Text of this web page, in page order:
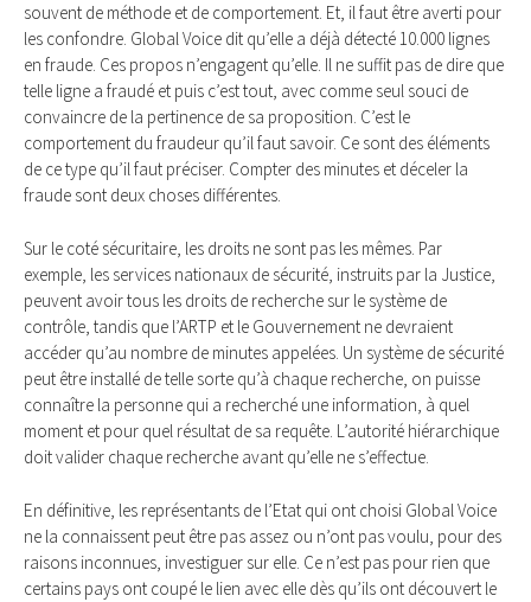
souvent de méthode et de comportement. Et, il faut être averti pour
les confondre. Global Voice dit qu’elle a déjà détecté 10.000 lignes
en fraude. Ces propos n’engagent qu’elle. Il ne suffit pas de dire que
telle ligne a fraudé et puis c’est tout, avec comme seul souci de
convaincre de la pertinence de sa proposition. C’est le
comportement du fraudeur qu’il faut savoir. Ce sont des éléments
de ce type qu’il faut préciser. Compter des minutes et déceler la
fraude sont deux choses différentes.
Sur le coté sécuritaire, les droits ne sont pas les mêmes. Par
exemple, les services nationaux de sécurité, instruits par la Justice,
peuvent avoir tous les droits de recherche sur le système de
contrôle, tandis que l’ARTP et le Gouvernement ne devraient
accéder qu’au nombre de minutes appelées. Un système de sécurité
peut être installé de telle sorte qu’à chaque recherche, on puisse
connaître la personne qui a recherché une information, à quel
moment et pour quel résultat de sa requête. L’autorité hiérarchique
doit valider chaque recherche avant qu’elle ne s’effectue.
En définitive, les représentants de l’Etat qui ont choisi Global Voice
ne la connaissent peut être pas assez ou n’ont pas voulu, pour des
raisons inconnues, investiguer sur elle. Ce n’est pas pour rien que
certains pays ont coupé le lien avec elle dès qu’ils ont découvert le